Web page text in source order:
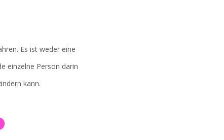
Es ist weder eine
einzelne Person darin
kann.